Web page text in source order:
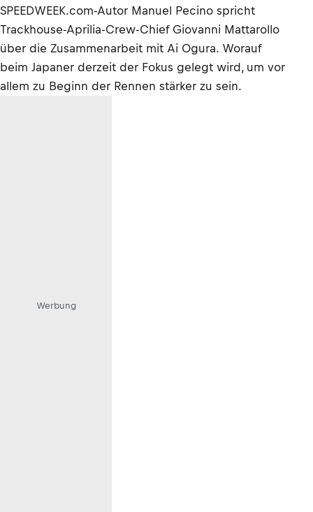
SPEEDWEEK.com-Autor Manuel Pecino spricht
Trackhouse-Aprilia-Crew-Chief Giovanni Mattarollo
über die Zusammenarbeit mit Ai Ogura. Worauf
beim Japaner derzeit der Fokus gelegt wird, um vor
allem zu Beginn der Rennen stärker zu sein.
Werbung